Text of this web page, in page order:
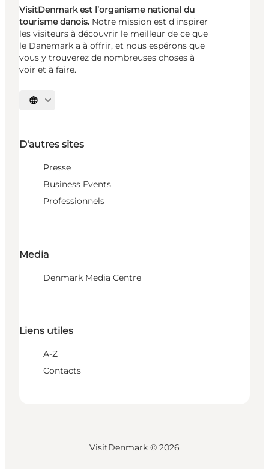
VisitDenmark est l’organisme national du
tourisme danois. Notre mission est d’inspirer
les visiteurs à découvrir le meilleur de ce que
le Danemark a à offrir, et nous espérons que
vous y trouverez de nombreuses choses à
voir et à faire.
Choisissez la langue
D'autres sites
Presse
Business Events
Professionnels
Media
Denmark Media Centre
Liens utiles
A-Z
Contacts
VisitDenmark © 2026